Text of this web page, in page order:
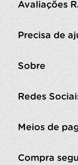
Avaliações
Precisa de
Sobre
Redes
Meios de
Compra